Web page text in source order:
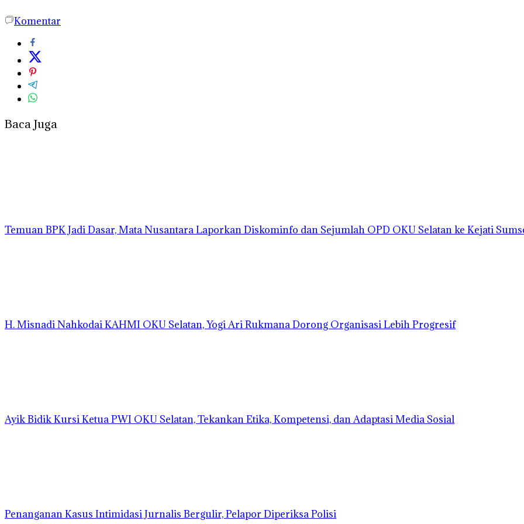
Komentar
Baca Juga
Temuan BPK Jadi Dasar, Mata Nusantara Laporkan Diskominfo dan Sejumlah OPD OKU Selatan ke Kejati
H. Misnadi Nahkodai KAHMI OKU Selatan, Yogi Ari Rukmana Dorong Organisasi Lebih Progresif
Ayik Bidik Kursi Ketua PWI OKU Selatan, Tekankan Etika, Kompetensi, dan Adaptasi Media Sosial
Penanganan Kasus Intimidasi Jurnalis Bergulir, Pelapor Diperiksa Polisi